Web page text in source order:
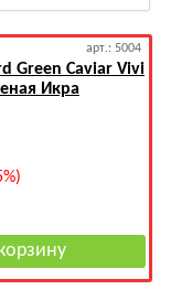
арт.: 5004
Green Caviar Vivi
Икра